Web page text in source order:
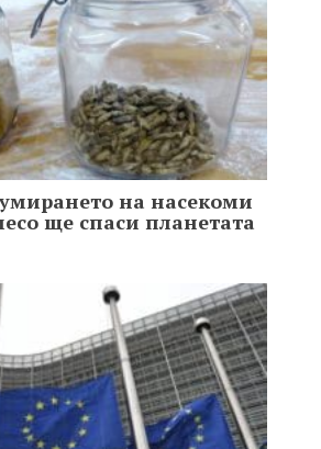
на насекоми
ще спаси планетата